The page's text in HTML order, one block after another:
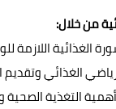
من خلال:
الغذائية اللازمة
الغذائي وتقديم
التغذية